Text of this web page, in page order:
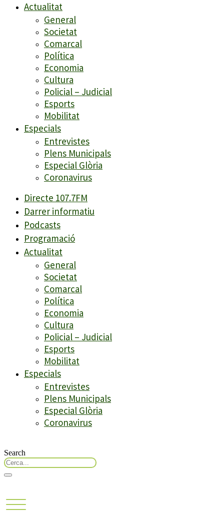
Actualitat
General
Societat
Comarcal
Política
Economia
Cultura
Policial – Judicial
Esports
Mobilitat
Especials
Entrevistes
Plens Municipals
Especial Glòria
Coronavirus
Directe 107.7FM
Darrer informatiu
Podcasts
Programació
Actualitat
General
Societat
Comarcal
Política
Economia
Cultura
Policial – Judicial
Esports
Mobilitat
Especials
Entrevistes
Plens Municipals
Especial Glòria
Coronavirus
Search